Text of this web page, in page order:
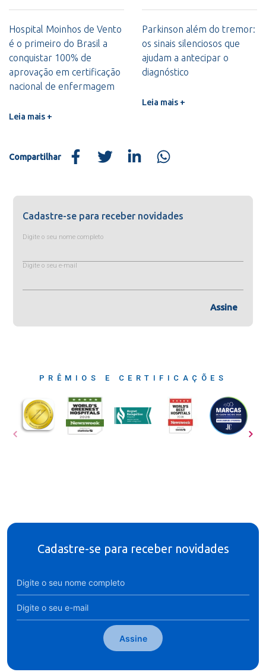
Hospital Moinhos de Vento
é o primeiro do Brasil a
conquistar 100% de
aprovação em certificação
nacional de enfermagem
Leia mais +
Parkinson além do tremor:
os sinais silenciosos que
ajudam a antecipar o
diagnóstico
Leia mais +
Compartilhar
Cadastre-se para receber novidades
Digite o seu nome completo
Digite o seu e-mail
Assine
PRÊMIOS E CERTIFICAÇÕES
Cadastre-se para receber novidades
Assine